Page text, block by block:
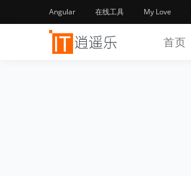
Angular 在线工具 My Love
首页